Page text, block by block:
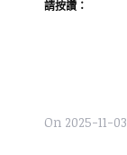
請按讚：
On 2025-11-03